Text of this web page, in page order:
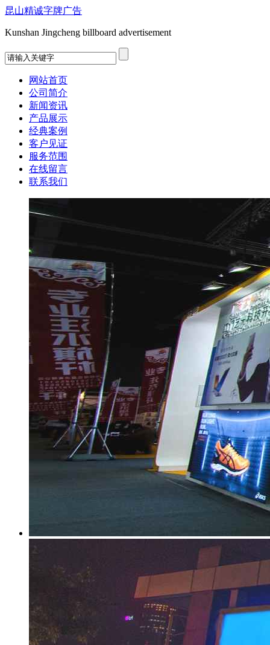
昆山精诚字牌广告
Kunshan Jingcheng billboard advertisement
网站首页
公司简介
新闻资讯
产品展示
经典案例
客户见证
服务范围
在线留言
联系我们